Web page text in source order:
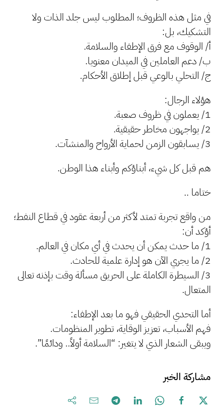
في مثل هذه الظروف؛ المطلوب ليس جلد الذات ولا
التشكيك، بل:
أ/ الوقوف مع فرق الإطفاء والسلامة.
ب/ دعم العاملين في الميدان معنويا.
ج/ التحلي بالوعي قبل إطلاق الأحكام.
هؤلاء الرجال:
1/ يعملون في ظروف صعبة.
2/ يواجهون مخاطر حقيقية.
3/ يسابقون الزمن لحماية الأرواح والمنشآت.
هم قبل كل شيء، أبناؤكم وأبناء هذا الوطن.
ختاما ..
من واقع تجربة تمتد لأكثر من أربعة عقود في قطاع النفط؛
أؤكد أن:
1/ ما حدث يمكن أن يحدث في أي مكان في العالم.
2/ ما يجري الآن هو إدارة علمية للحادث.
3/ السيطرة الكاملة على الحريق مسألة وقت بإذنه تعالى
المتعال.
أما التحدي الحقيقي فهو ما بعد الإطفاء:
فهم الأسباب، تعزيز الوقاية، تطوير المنظومات.
ويبقى الشعار الذي لا يتغير: “السلامة أولاً.. ودائمًا”.
مشاركة الخبر